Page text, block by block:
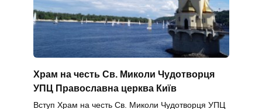
Храм на честь Св. Миколи Чудотворця
УПЦ Православна церква Київ
Вступ Храм на честь Св. Миколи Чудотворця УПЦ